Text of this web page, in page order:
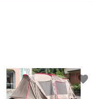
favorite